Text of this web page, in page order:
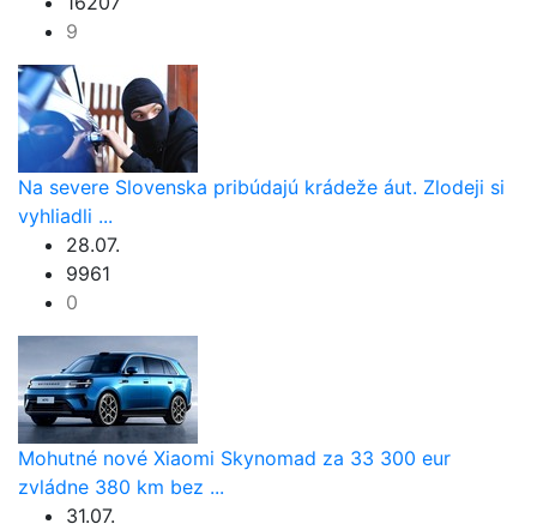
9
Na severe Slovenska pribúdajú krádeže áut. Zlodeji si
vyhliadli ...
28.07.
9961
0
Mohutné nové Xiaomi Skynomad za 33 300 eur
zvládne 380 km bez ...
31.07.